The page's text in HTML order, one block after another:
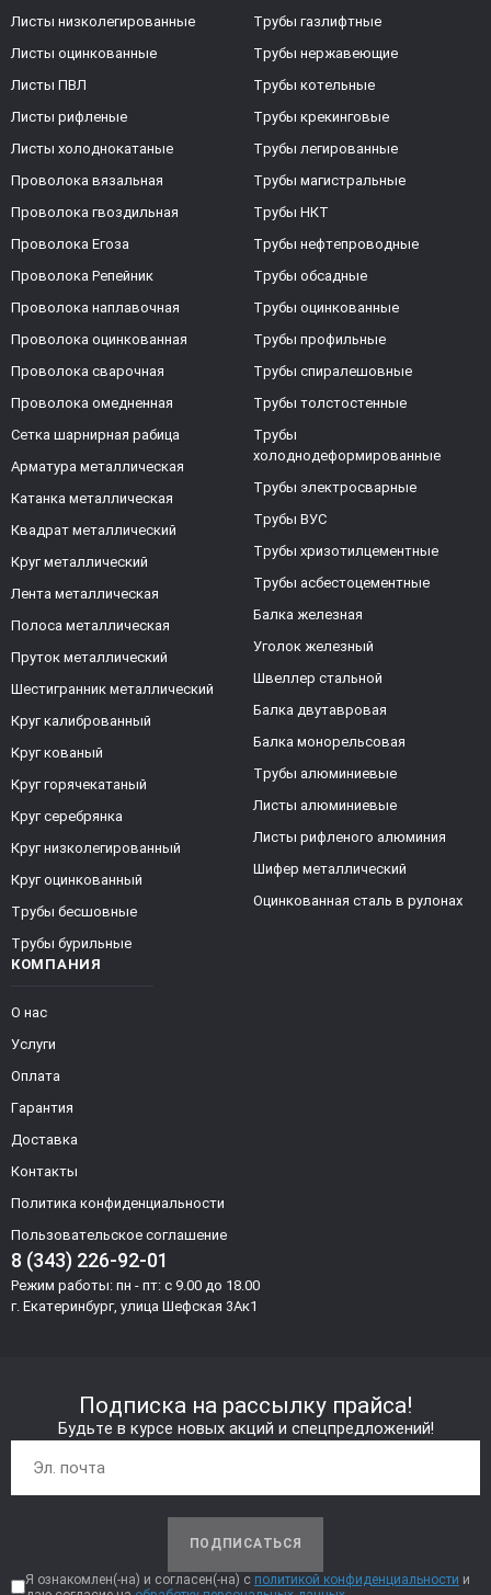
КОМПАНИЯ
О нас
Услуги
Оплата
Гарантия
Доставка
Контакты
Политика конфиденциальности
Пользовательское соглашение
8 (343) 226-92-01
Режим работы: пн - пт: с 9.00 до 18.00
г. Екатеринбург, улица Шефская 3Ак1
Листы низколегированные
Листы оцинкованные
Листы ПВЛ
Листы рифленые
Листы холоднокатаные
Проволока вязальная
Проволока гвоздильная
Проволока Егоза
Проволока Репейник
Проволока наплавочная
Проволока оцинкованная
Проволока сварочная
Проволока омедненная
Сетка шарнирная рабица
Арматура металлическая
Катанка металлическая
Квадрат металлический
Круг металлический
Лента металлическая
Полоса металлическая
Пруток металлический
Шестигранник металлический
Круг калиброванный
Круг кованый
Круг горячекатаный
Круг серебрянка
Круг низколегированный
Круг оцинкованный
Трубы бесшовные
Трубы бурильные
Трубы газлифтные
Трубы нержавеющие
Трубы котельные
Трубы крекинговые
Трубы легированные
Трубы магистральные
Трубы НКТ
Трубы нефтепроводные
Трубы обсадные
Трубы оцинкованные
Трубы профильные
Трубы спиралешовные
Трубы толстостенные
Трубы
холоднодеформированные
Трубы электросварные
Трубы ВУС
Трубы хризотилцементные
Трубы асбестоцементные
Балка железная
Уголок железный
Швеллер стальной
Балка двутавровая
Балка монорельсовая
Трубы алюминиевые
Листы алюминиевые
Листы рифленого алюминия
Шифер металлический
Оцинкованная сталь в рулонах
Подписка на рассылку прайса!
Будьте в курсе новых акций и спецпредложений!
ПОДПИСАТЬСЯ
Я ознакомлен(-на) и согласен(-на) с политикой конфиденциальности и